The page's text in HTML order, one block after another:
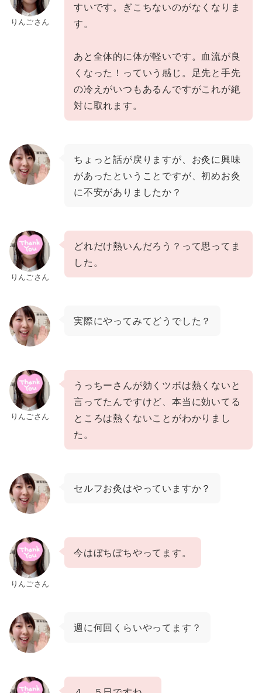
りんごさん
すいです。ぎこちないのがなくなりま
す。
あと全体的に体が軽いです。血流が良
くなった！っていう感じ。足先と手先
の冷えがいつもあるんですがこれが絶
対に取れます。
ちょっと話が戻りますが、お灸に興味
があったということですが、初めお灸
に不安がありましたか？
りんごさん
どれだけ熱いんだろう？って思ってま
した。
実際にやってみてどうでした？
りんごさん
うっちーさんが効くツボは熱くないと
言ってたんですけど、本当に効いてる
ところは熱くないことがわかりまし
た。
セルフお灸はやっていますか？
りんごさん
今はぼちぼちやってます。
週に何回くらいやってます？